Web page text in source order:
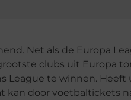
Net als de Europa
clubs uit Europa
League te winnen. Heeft
door voetbaltickets